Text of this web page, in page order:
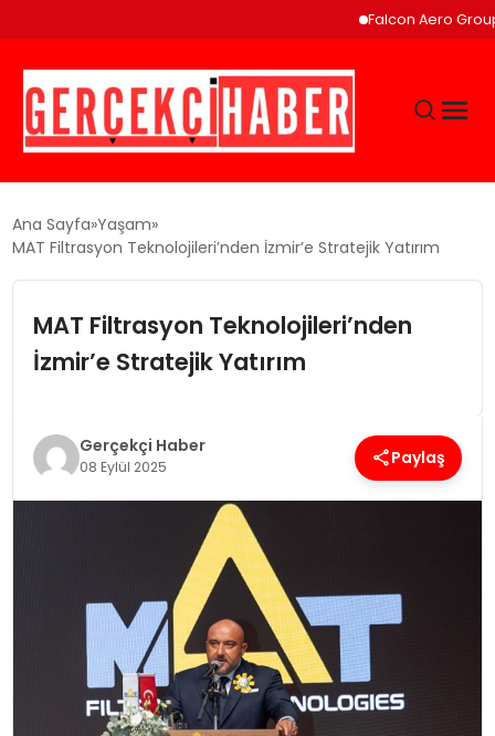
Falcon Aero Group,
GÜNCEL
EĞITIM
EKONOMI
SAĞLIK
TEKNOLOJI
Ana Sayfa Yaşam
MAT Filtrasyon Teknolojileri’nden İzmir’e Stratejik Yatırım
MAT Filtrasyon Teknolojileri’nden
İzmir’e Stratejik Yatırım
Gerçekçi Haber
08 Eylül 2025 Paylaş